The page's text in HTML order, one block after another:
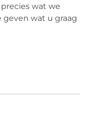
wat we
wat u graag